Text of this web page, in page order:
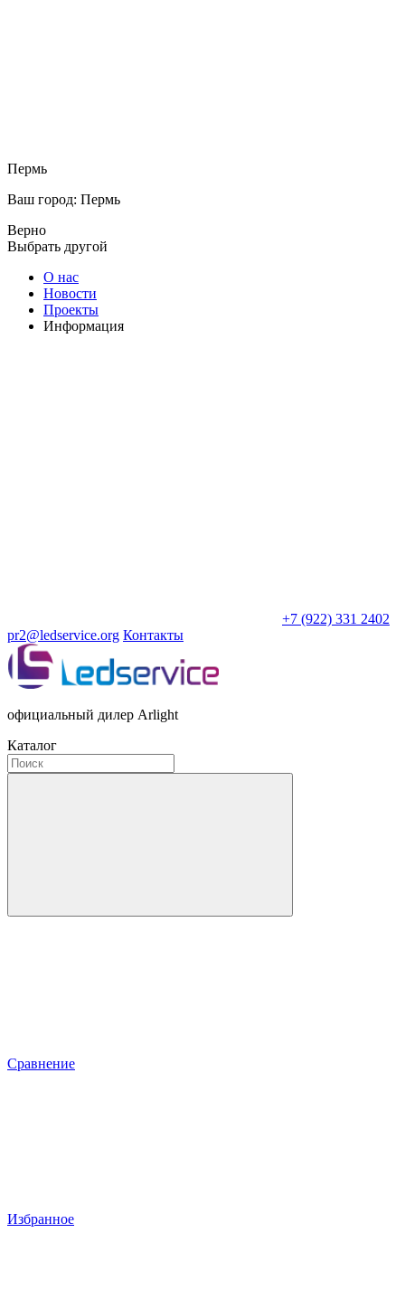
Пермь
Ваш город: Пермь
Верно
Выбрать другой
О нас
Новости
Проекты
Информация
+7 (922) 331 2402
pr2@ledservice.org Контакты
официальный дилер Arlight
Каталог
Сравнение
Избранное